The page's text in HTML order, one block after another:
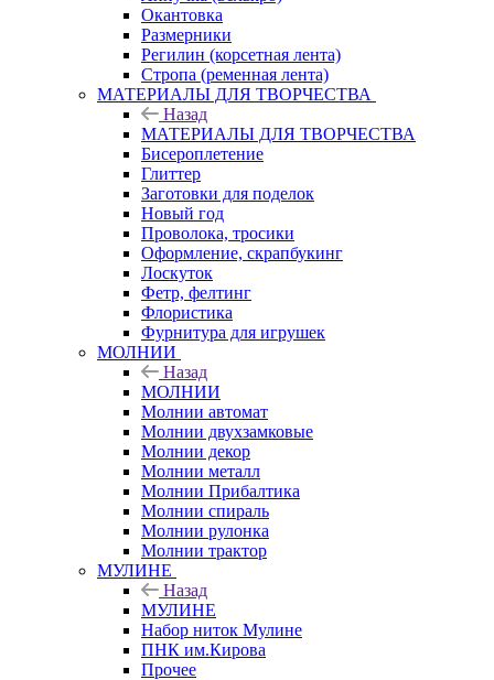
Окантовка
Размерники
Регилин (корсетная лента)
Стропа (ременная лента)
МАТЕРИАЛЫ ДЛЯ ТВОРЧЕСТВА
Назад
МАТЕРИАЛЫ ДЛЯ ТВОРЧЕСТВА
Бисероплетение
Глиттер
Заготовки для поделок
Новый год
Проволока, тросики
Оформление, скрапбукинг
Лоскуток
Фетр, фелтинг
Флористика
Фурнитура для игрушек
МОЛНИИ
Назад
МОЛНИИ
Молнии автомат
Молнии двухзамковые
Молнии декор
Молнии металл
Молнии Прибалтика
Молнии спираль
Молнии рулонка
Молнии трактор
МУЛИНЕ
Назад
МУЛИНЕ
Набор ниток Мулине
ПНК им.Кирова
Прочее